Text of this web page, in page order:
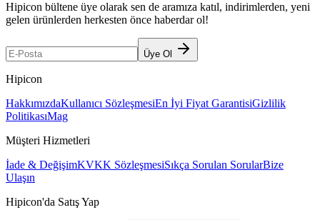
Hipicon bültene üye olarak sen de aramıza katıl, indirimlerden, yeni
gelen ürünlerden herkesten önce haberdar ol!
Üye Ol
Hipicon
HakkımızdaKullanıcı SözleşmesiEn İyi Fiyat GarantisiGizlilik
PolitikasıMag
Müşteri Hizmetleri
İade & DeğişimKVKK SözleşmesiSıkça Sorulan SorularBize
Ulaşın
Hipicon'da Satış Yap